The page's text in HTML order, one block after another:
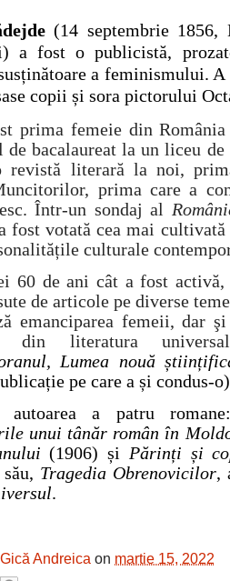
(14 septembrie 1856,
a fost o publicistă,
a feminismului.
copii și sora pictorului
prima femeie din
de bacalaureat la un liceu
revistă literară la noi,
prima care a
Într-un sondaj al
fost votată cea mai
culturale
60 de ani cât a fost
de articole pe diverse
emanciparea femeii, dar
din literatura
Lumea nouă
pe care a și condus-
autoarea a patru
unui tânăr român în
(1906) și Părinți și
Tragedia Obrenovicilor,
.
Gică Andreica on martie 15, 2022